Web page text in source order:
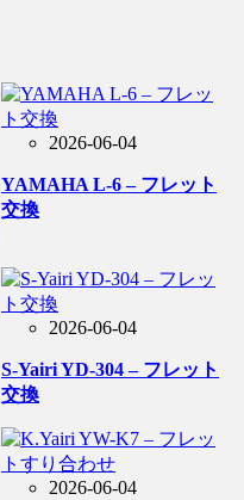
2026-06-04
YAMAHA L-6 – フレット
交換
2026-06-04
S-Yairi YD-304 – フレット
交換
2026-06-04